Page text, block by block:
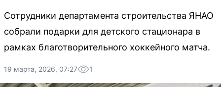
Сотрудники департамента строительства ЯНАО
собрали подарки для детского стационара в
рамках благотворительного хоккейного матча.
19 марта, 2026, 07:27 1